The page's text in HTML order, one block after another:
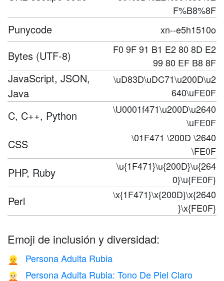
F%B8%8F
Punycode xn--e5h1510o
Bytes (UTF-8)
F0 9F 91 B1 E2 80 8D E2
99 80 EF B8 8F
JavaScript, JSON,
Java
\uD83D\uDC71\u200D\u2
640\uFE0F
C, C++, Python
\U0001f471\u200D\u2640
\uFE0F
CSS
\01F471 \200D \2640
\FE0F
PHP, Ruby
\u{1F471}\u{200D}\u{264
0}\u{FE0F}
Perl
\x{1F471}\x{200D}\x{2640
}\x{FE0F}
Emoji de inclusión y diversidad:
👱 Persona Adulta Rubia
👱🏻 Persona Adulta Rubia: Tono De Piel Claro